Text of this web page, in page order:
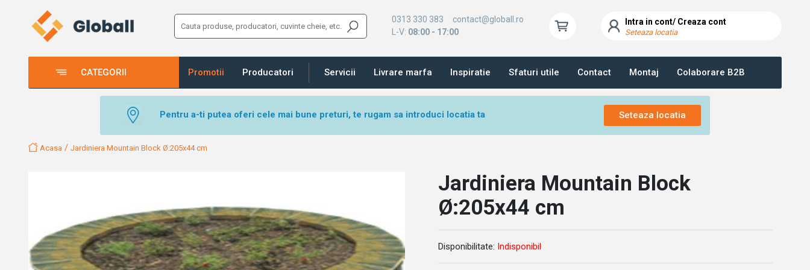
0313 330 383
contact@globall.ro
L-V: 08:00 - 17:00
Intra in cont/ Creaza cont
Seteaza locatia
CATEGORII Promotii Producatori Servicii Livrare marfa Inspiratie Sfaturi utile Contact Montaj Colaborare B2B
Pentru a-ti putea oferi cele mai bune preturi, te rugam sa introduci locatia ta Seteaza locatia
Acasa /Jardiniera Mountain Block Ø:205x44 cm
Jardiniera Mountain Block
Ø:205x44 cm
Disponibilitate: Indisponibil